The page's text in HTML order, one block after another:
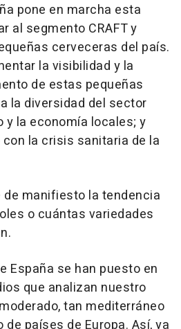
pone en marcha esta
al segmento CRAFT y
cerveceras del país.
la visibilidad y la
de estas pequeñas
la diversidad del sector
y la economía locales; y
la crisis sanitaria de la
de manifiesto la tendencia
o cuántas variedades
España se han puesto en
que analizan nuestro
tan mediterráneo